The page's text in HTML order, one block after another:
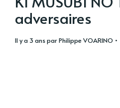
adversaires
il y a 3 ansparPhilippe VOARINO